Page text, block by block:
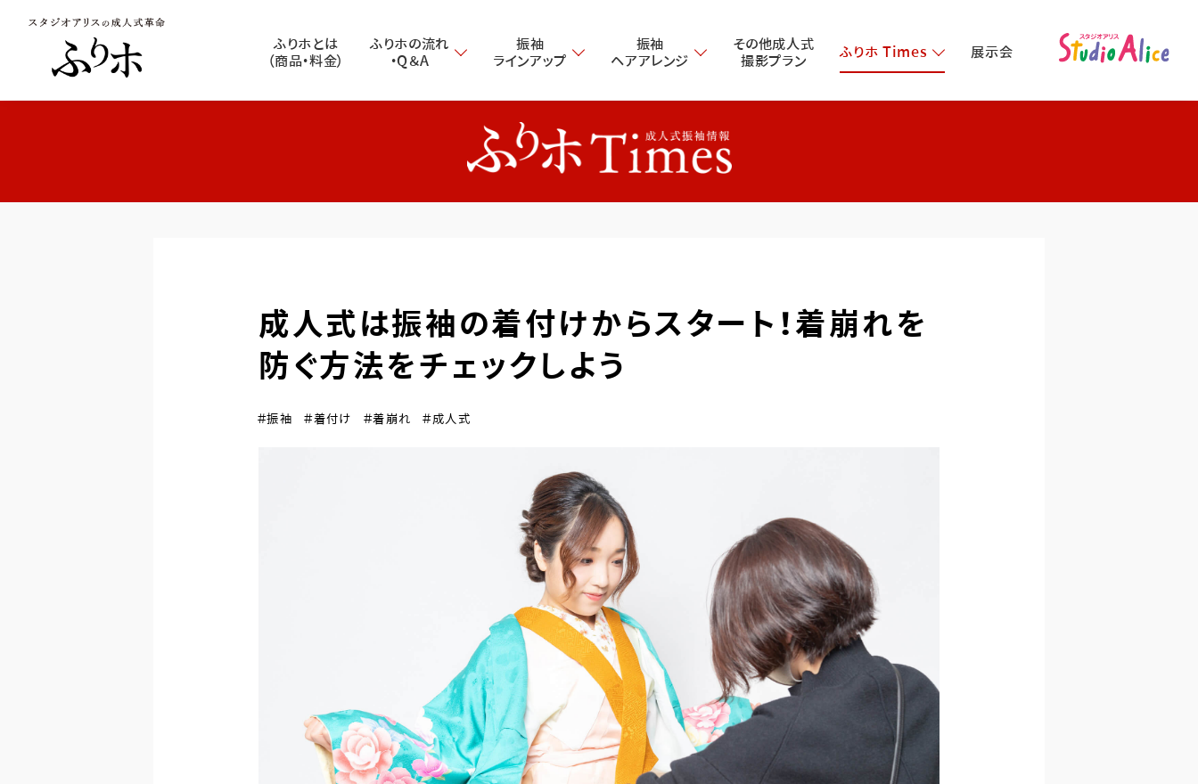
ふりホとは
（商品・料金）
ふりホの流れ
・Q＆A
振袖
ラインアップ
振袖
ヘアアレンジ
その他成人式
撮影プラン
ふりホ Times 展示会
成人式は振袖の着付けからスタート！着崩れを
防ぐ方法をチェックしよう
＃振袖 ＃着付け ＃着崩れ ＃成人式